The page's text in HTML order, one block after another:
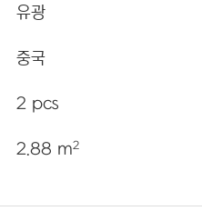
유광
중국
2 pcs
2.88 m2